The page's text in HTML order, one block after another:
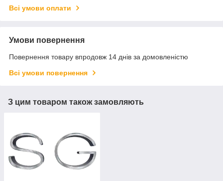
Всі умови оплати
Умови повернення
Повернення товару впродовж 14 днів за домовленістю
Всі умови повернення
З цим товаром також замовляють